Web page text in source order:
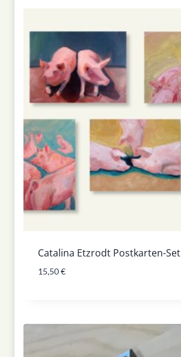
Catalina Etzrodt Postkarten-Set
15,50€